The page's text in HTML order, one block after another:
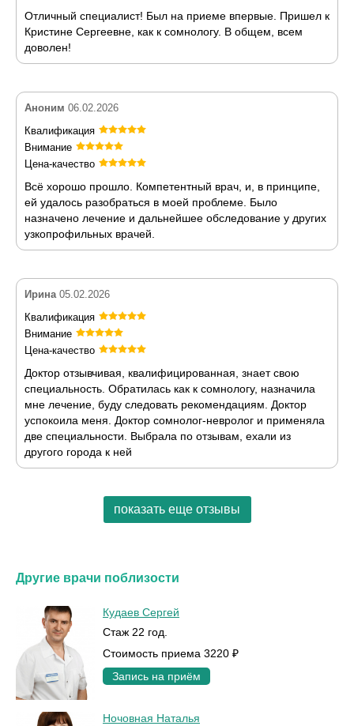
Отличный специалист! Был на приеме впервые. Пришел к
Кристине Сергеевне, как к сомнологу. В общем, всем
доволен!
Аноним 06.02.2026
Квалификация
Внимание
Цена-качество
Всё хорошо прошло. Компетентный врач, и, в принципе,
ей удалось разобраться в моей проблеме. Было
назначено лечение и дальнейшее обследование у других
узкопрофильных врачей.
Ирина 05.02.2026
Квалификация
Внимание
Цена-качество
Доктор отзывчивая, квалифицированная, знает свою
специальность. Обратилась как к сомнологу, назначила
мне лечение, буду следовать рекомендациям. Доктор
успокоила меня. Доктор сомнолог-невролог и применяла
две специальности. Выбрала по отзывам, ехали из
другого города к ней
показать еще отзывы
Другие врачи поблизости
Кудаев Сергей
Стаж 22 год.
Стоимость приема 3220 ₽
Запись на приём
Ночовная Наталья